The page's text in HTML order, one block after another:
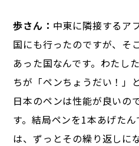
歩さん： 中東に隣接するア
国にも行ったのですが、そ
あった国なんです。わたし
ちが「ペンちょうだい！」
日本のペンは性能が良いの
す。結局ペンを1本あげた
は、ずっとその繰り返しに